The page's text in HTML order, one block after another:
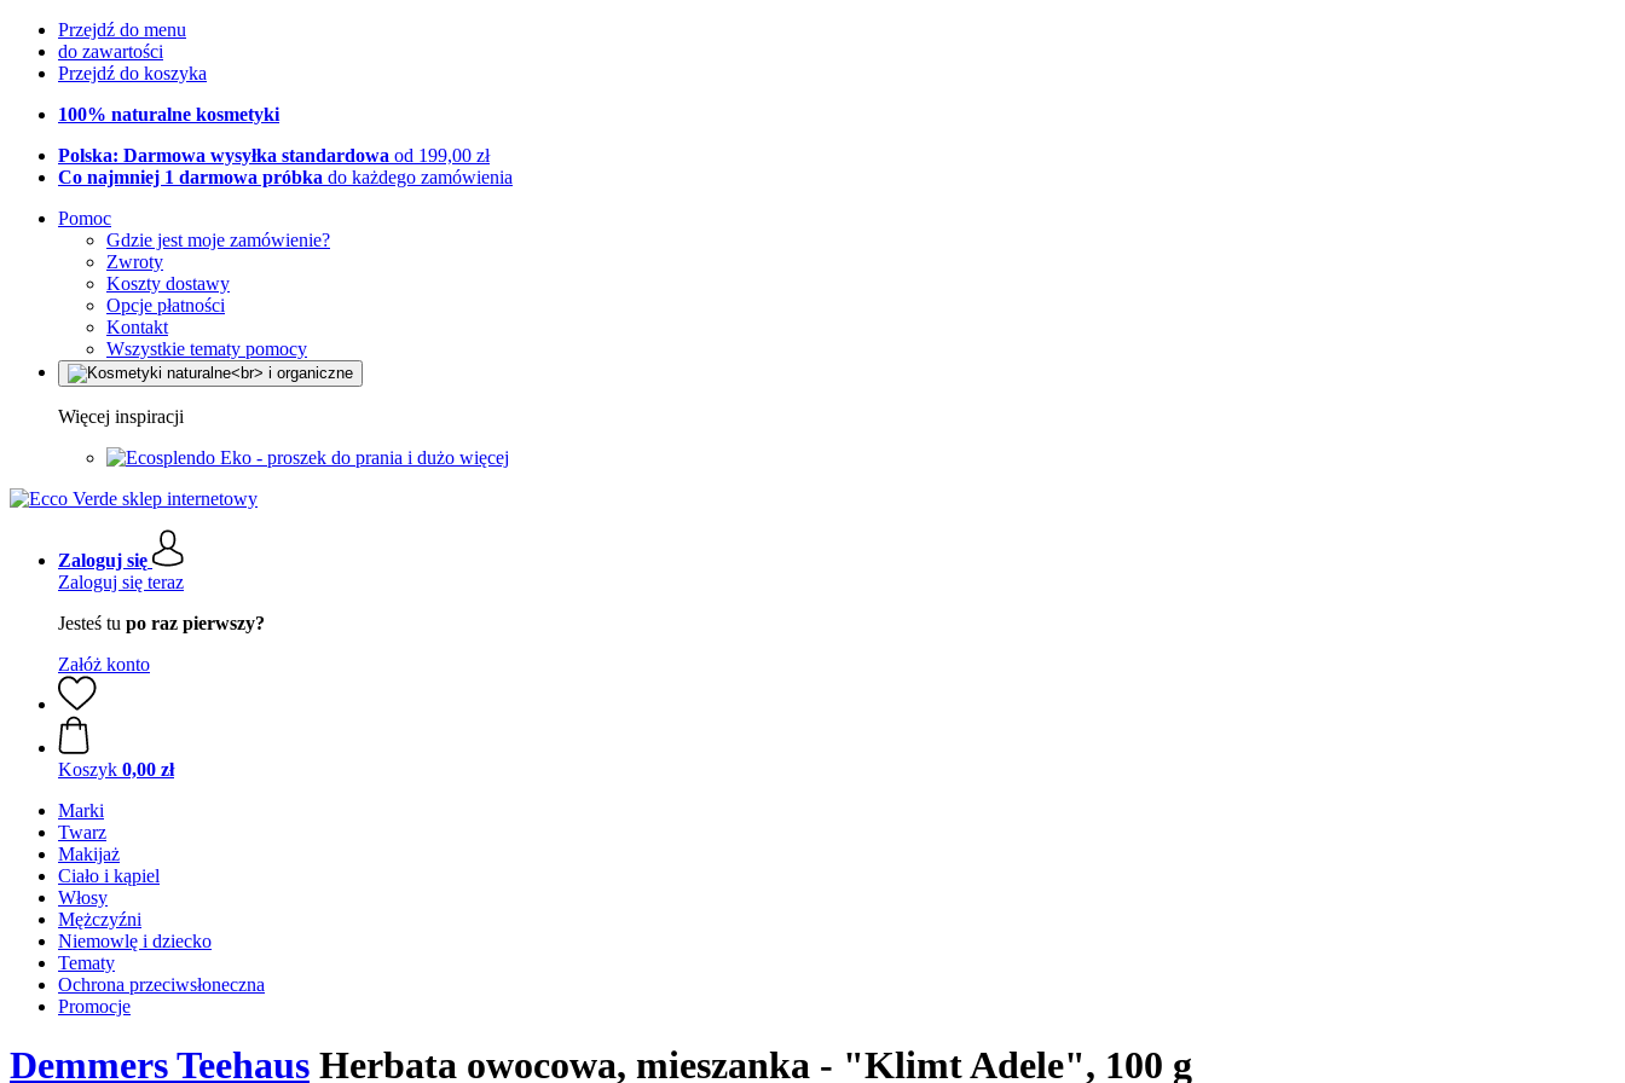
Przejdź do menu
do zawartości
Przejdź do koszyka
100% naturalne kosmetyki
Polska: Darmowa wysyłka standardowa od 199,00 zł
Co najmniej 1 darmowa próbka do każdego zamówienia
Pomoc
Gdzie jest moje zamówienie?
Zwroty
Koszty dostawy
Opcje płatności
Kontakt
Wszystkie tematy pomocy
Więcej inspiracji
Eko - proszek do prania i dużo więcej
Zaloguj się
Zaloguj się teraz
Jesteś tu po raz pierwszy?
Załóż konto
Koszyk 0,00 zł
Marki
Twarz
Makijaż
Ciało i kąpiel
Włosy
Mężczyźni
Niemowlę i dziecko
Tematy
Ochrona przeciwsłoneczna
Promocje
Demmers Teehaus Herbata owocowa, mieszanka - "Klimt Adele", 100 g